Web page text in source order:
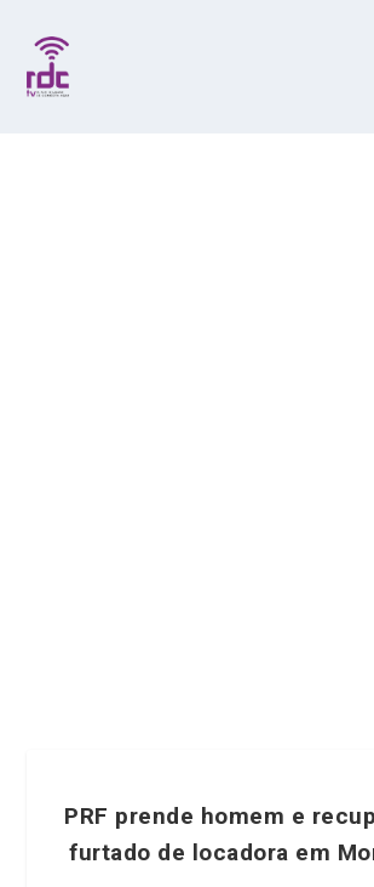
PRF prende homem e
furtado de locadora em